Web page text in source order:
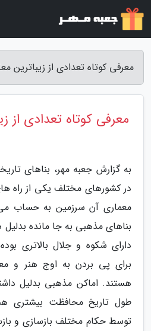
معرفی کوتاه تعدادی از زیباترین
معرفی کوتاه تعدادی از
به گزارش جعبه مهر، بناهای
در کشورهای مختلف یکی از راه
معماری آن سرزمین به حساب می
بناهای مذهبی به جا مانده
دارای شکوه و جلال بالاتری
برای پی بردن به اوج هنر و
هستند. اماکن مذهبی بدلیل
طول تاریخ محافظت بیشتری
توسط حکام مختلف بازسازی و